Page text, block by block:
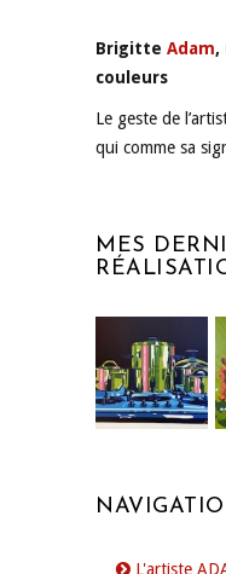
Brigitte Adam,
couleurs
Le geste de
qui comme sa
MES
L'artiste